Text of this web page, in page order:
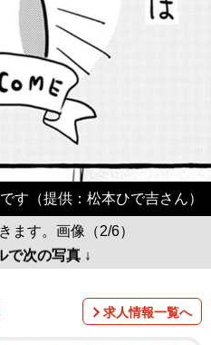
す（提供：松本ひで吉さん）
ます。画像（2/6）
で次の写真 ↓
求人情報一覧へ